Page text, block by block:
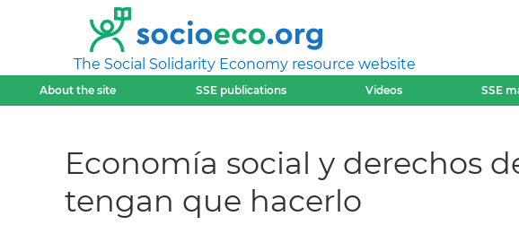
The Social Solidarity Economy resource website
About the site SSE publications Videos SSE
Economía social y derechos
tengan que hacerlo